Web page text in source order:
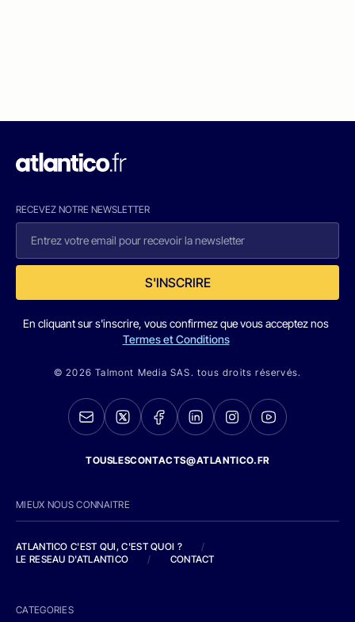
RECEVEZ NOTRE NEWSLETTER
S'INSCRIRE
En cliquant sur s'inscrire, vous confirmez que vous acceptez nos
Termes et Conditions
© 2026 Talmont Media SAS. tous droits réservés.
TOUSLESCONTACTS@ATLANTICO.FR
MIEUX NOUS CONNAITRE
ATLANTICO C'EST QUI, C'EST QUOI ?
/
LE RESEAU D'ATLANTICO
/ CONTACT
CATEGORIES